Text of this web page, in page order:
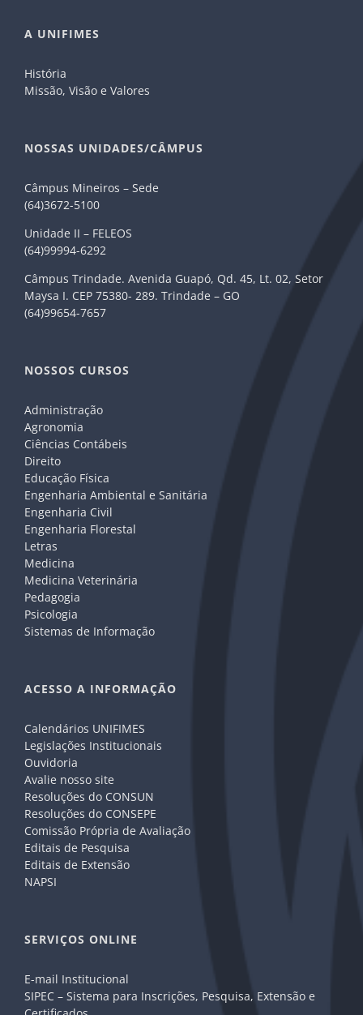
A UNIFIMES
História
Missão, Visão e Valores
NOSSAS UNIDADES/CÂMPUS
Câmpus Mineiros – Sede
(64)3672-5100
Unidade II – FELEOS
(64)99994-6292
Câmpus Trindade. Avenida Guapó, Qd. 45, Lt. 02, Setor
Maysa I. CEP 75380- 289. Trindade – GO
(64)99654-7657
NOSSOS CURSOS
Administração
Agronomia
Ciências Contábeis
Direito
Educação Física
Engenharia Ambiental e Sanitária
Engenharia Civil
Engenharia Florestal
Letras
Medicina
Medicina Veterinária
Pedagogia
Psicologia
Sistemas de Informação
ACESSO A INFORMAÇÃO
Calendários UNIFIMES
Legislações Institucionais
Ouvidoria
Avalie nosso site
Resoluções do CONSUN
Resoluções do CONSEPE
Comissão Própria de Avaliação
Editais de Pesquisa
Editais de Extensão
NAPSI
SERVIÇOS ONLINE
E-mail Institucional
SIPEC – Sistema para Inscrições, Pesquisa, Extensão e